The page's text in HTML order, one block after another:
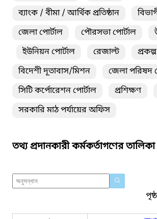
ব্যাংক / বীমা / আর্থিক প্রতিষ্ঠান
জেলা পোর্টাল
পৌরসভা পোর্টাল
ইউনিয়ন পোর্টাল
রেজাল্ট
প্রকল্প
বিদেশী দূতাবাস/মিশন
জেলা পরিষদ
সিটি কর্পোরেশন পোর্টাল
প্রশিক্ষণ
সরকারি মাঠ পর্যায়ের অফিস
তথ্য প্রদানকারী কর্মকর্তাগণের তালিকা